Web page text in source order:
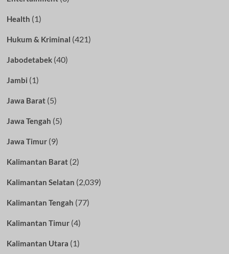
Health (1)
Hukum & Kriminal (421)
Jabodetabek(40)
Jambi (1)
Jawa Barat(5)
Jawa Tengah (5)
Jawa Timur(9)
Kalimantan Barat(2)
Kalimantan Selatan (2,039)
Kalimantan Tengah (77)
Kalimantan Timur(4)
Kalimantan Utara (1)